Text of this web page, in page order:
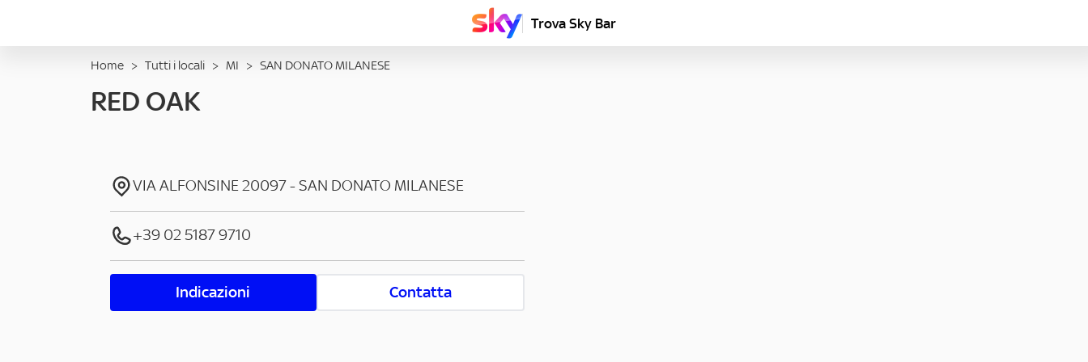
Trova Sky Bar
Home > Tutti i locali > MI > SAN DONATO MILANESE
RED OAK
VIA ALFONSINE20097- SAN DONATO MILANESE
+39 02 5187 9710
Indicazioni Contatta